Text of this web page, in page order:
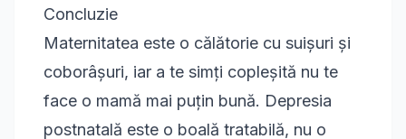
Concluzie
Maternitatea este o călătorie cu suișuri și
coborâșuri, iar a te simți copleșită nu te
face o mamă mai puțin bună. Depresia
postnatală este o boală tratabilă, nu o